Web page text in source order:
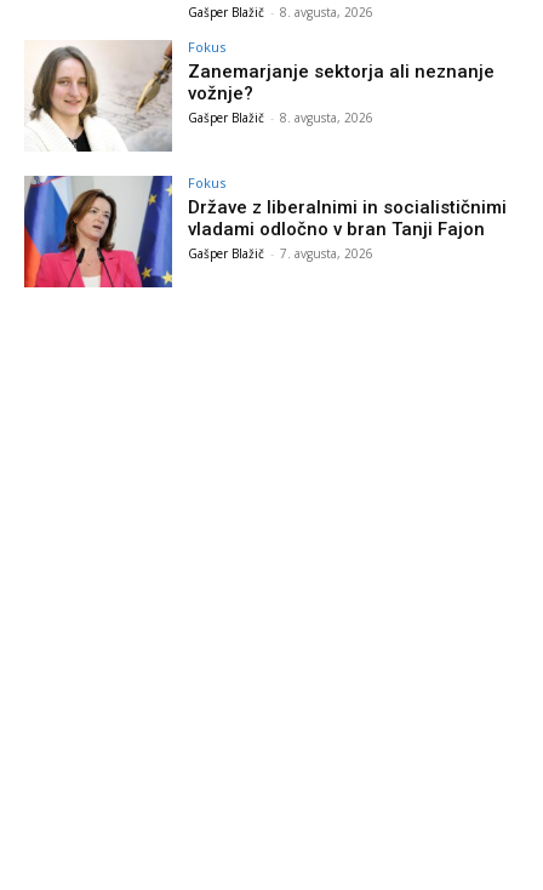
Gašper Blažič - 8. avgusta, 2026
Fokus
Zanemarjanje sektorja ali neznanje
vožnje?
Gašper Blažič - 8. avgusta, 2026
Fokus
Države z liberalnimi in socialističnimi
vladami odločno v bran Tanji Fajon
Gašper Blažič - 7. avgusta, 2026